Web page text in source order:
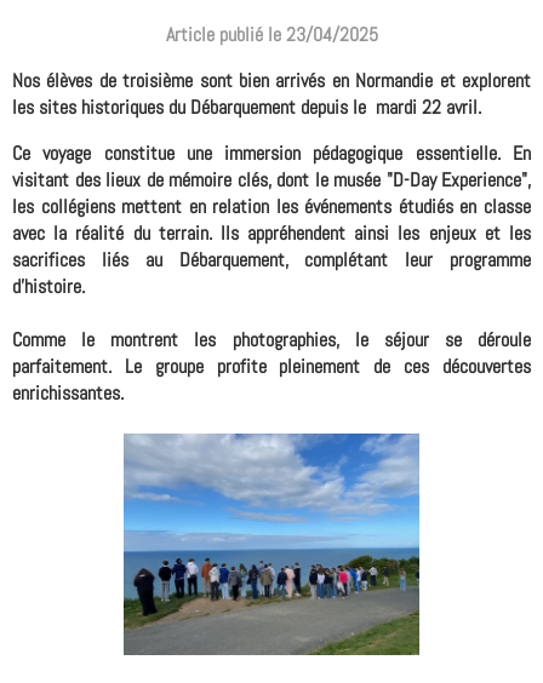
Article publié le 23/04/2025
Nos élèves de troisième sont bien arrivés en Normandie et explorent
les sites historiques du Débarquement depuis le mardi 22 avril.
Ce voyage constitue une immersion pédagogique essentielle. En
visitant des lieux de mémoire clés, dont le musée "D-Day Experience",
les collégiens mettent en relation les événements étudiés en classe
avec la réalité du terrain. Ils appréhendent ainsi les enjeux et les
sacrifices liés au Débarquement, complétant leur programme
d'histoire.
Comme le montrent les photographies, le séjour se déroule
parfaitement. Le groupe profite pleinement de ces découvertes
enrichissantes.